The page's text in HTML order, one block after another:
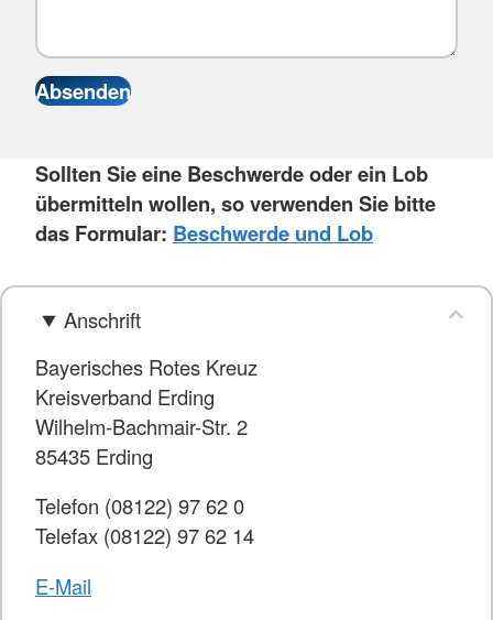
Sollten Sie eine Beschwerde oder ein Lob
übermitteln wollen, so verwenden Sie bitte
das Formular: Beschwerde und Lob
Anschrift
Bayerisches Rotes Kreuz
Kreisverband Erding
Wilhelm-Bachmair-Str. 2
85435 Erding
Telefon (08122) 97 62 0
Telefax (08122) 97 62 14
E-Mail